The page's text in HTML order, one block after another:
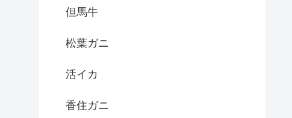
但馬牛
松葉ガニ
活イカ
香住ガニ